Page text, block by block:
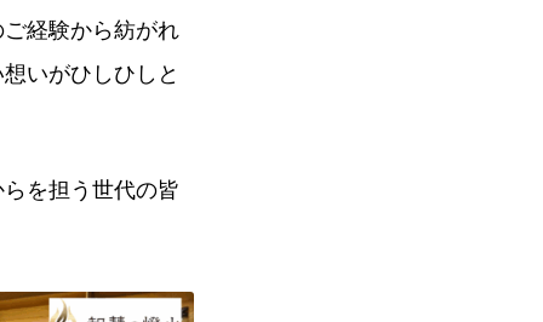
経験から紡がれ
いがひしひしと
を担う世代の皆